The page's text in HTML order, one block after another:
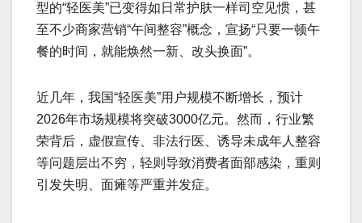
型的“轻医美”已变得如日常护肤一样司空见惯，甚
至不少商家营销“午间整容”概念，宣扬“只要一顿午
餐的时间，就能焕然一新、改头换面”。
近几年，我国“轻医美”用户规模不断增长，预计
2026年市场规模将突破3000亿元。然而，行业繁
荣背后，虚假宣传、非法行医、诱导未成年人整容
等问题层出不穷，轻则导致消费者面部感染，重则
引发失明、面瘫等严重并发症。